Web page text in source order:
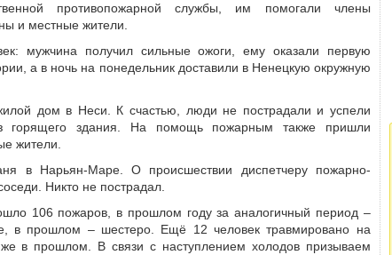
противопожарной службы, им помогали члены
и местные жители.
мужчина получил сильные ожоги, ему оказали первую
а в ночь на понедельник доставили в Ненецкую окружную
дом в Неси. К счастью, люди не пострадали и успели
горящего здания. На помощь пожарным также пришли
жители.
в Нарьян-Маре. О происшествии диспетчеру пожарно-
Никто не пострадал.
106 пожаров, в прошлом году за аналогичный период –
в прошлом – шестеро. Ещё 12 человек травмировано на
в прошлом. В связи с наступлением холодов призываем